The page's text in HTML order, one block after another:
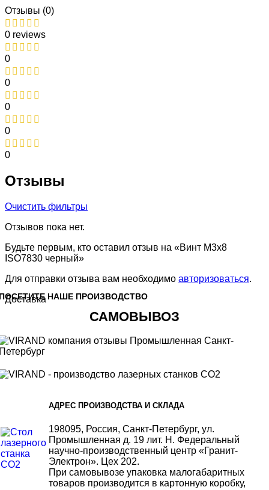
Отзывы (0)
0 reviews
0
0
0
0
0
Отзывы
Очистить фильтры
Отзывов пока нет.
Будьте первым, кто оставил отзыв на «Винт M3x8
ISO7830 черный»
Для отправки отзыва вам необходимо авторизоваться.
Доставка НАШЕ ПРОИЗВОДСТВО
САМОВЫВОЗ
АДРЕС ПРОИЗВОДСТВА И СКЛАДА
198095, Россия, Санкт-Петербург, ул.
Промышленная д. 19 лит. Н. Федеральный
научно-производственный центр «Гранит-
Электрон». Цех 202.
При самовывозе упаковка малогабаритных
товаров производится в картонную коробку,